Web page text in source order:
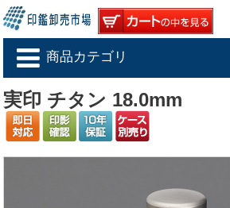
商品カテゴリ
実印 チタン 18.0mm